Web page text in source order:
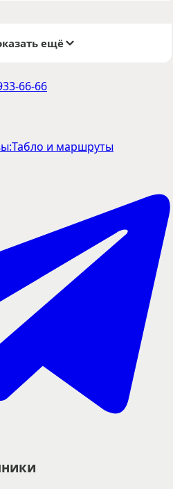
ещё
66-66
Табло и маршруты